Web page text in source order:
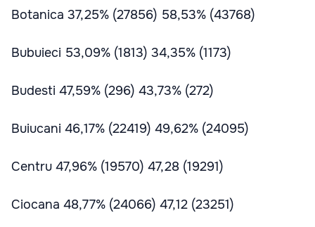
Botanica 37,25% (27856) 58,53% (43768)
Bubuieci 53,09% (1813) 34,35% (1173)
Budesti 47,59% (296) 43,73% (272)
Buiucani 46,17% (22419) 49,62% (24095)
Centru 47,96% (19570) 47,28 (19291)
Ciocana 48,77% (24066) 47,12 (23251)